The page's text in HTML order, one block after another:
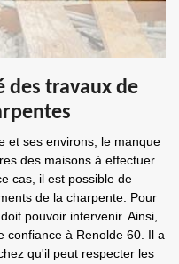
des travaux de
et ses environs, le manque
des maisons à effectuer
cas, il est possible de
de la charpente. Pour
pouvoir intervenir. Ainsi,
confiance à Renolde 60. Il a
qu'il peut respecter les